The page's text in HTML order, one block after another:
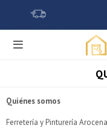

Quiénes somos
Ferretería y Pinturería